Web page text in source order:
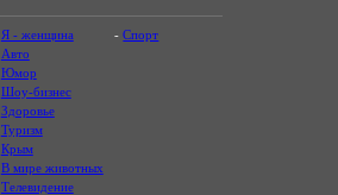
Я - женщина
Авто
Юмор
Шоу-бизнес
Здоровье
Туризм
Крым
В мире животных
Телевидение
-Спорт